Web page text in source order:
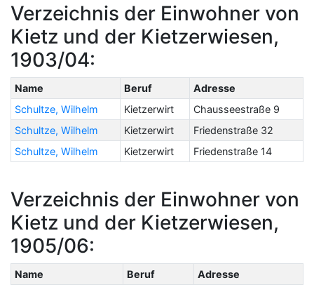
Verzeichnis der Einwohner von
Kietz und der Kietzerwiesen,
1903/04:
Name Beruf
Adresse
Schultze, Wilhelm
Kietzerwirt
Chausseestraße 9
Schultze, Wilhelm
Kietzerwirt
Friedenstraße 32
Schultze, Wilhelm
Kietzerwirt Friedenstraße 14
Verzeichnis der Einwohner von
Kietz und der Kietzerwiesen,
1905/06:
Name Beruf
Adresse